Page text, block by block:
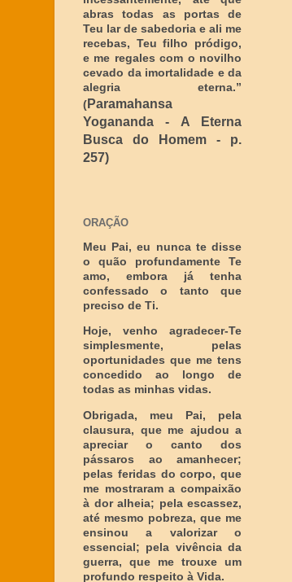
abras todas as portas de
Teu lar de sabedoria e ali me
recebas, Teu filho pródigo,
e me regales com o novilho
cevado da imortalidade e da
alegria eterna.”
( Paramahansa
Yogananda - A Eterna
Busca do Homem - p.
257)
ORAÇÃO
Meu Pai, eu nunca te disse
o quão profundamente Te
amo, embora já tenha
confessado o tanto que
preciso de Ti.
Hoje, venho agradecer-Te
simplesmente, pelas
oportunidades que me tens
concedido ao longo de
todas as minhas vidas.
Obrigada, meu Pai, pela
clausura, que me ajudou a
apreciar o canto dos
pássaros ao amanhecer;
pelas feridas do corpo, que
me mostraram a compaixão
à dor alheia; pela escassez,
até mesmo pobreza, que me
ensinou a valorizar o
essencial; pela vivência da
guerra, que me trouxe um
profundo respeito à Vida.